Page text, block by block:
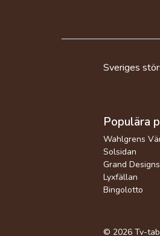
Sveriges
Populära
Wahlgrens
Solsidan
Grand
Lyxfällan
Bingolotto
© 2026 Tv-